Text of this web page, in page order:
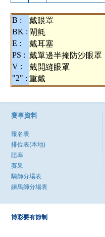
B : 戴眼罩
BK : 閘氈
E :
戴耳塞
PS : 戴單邊半掩防沙眼罩
V :
戴開縫眼罩
"2" : 重戴
賽事資料
報名表
排位表(本地)
賠率
賽果
騎師分場表
練馬師分場表
博彩要有節制